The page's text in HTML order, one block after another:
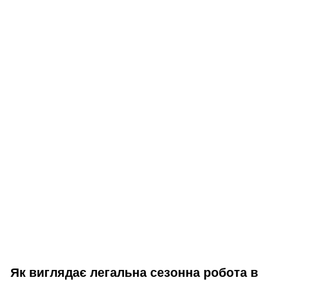
Як виглядає легальна сезонна робота в